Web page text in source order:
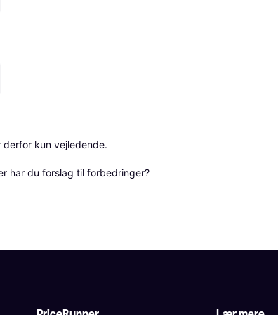
kun vejledende.
har du forslag til forbedringer?